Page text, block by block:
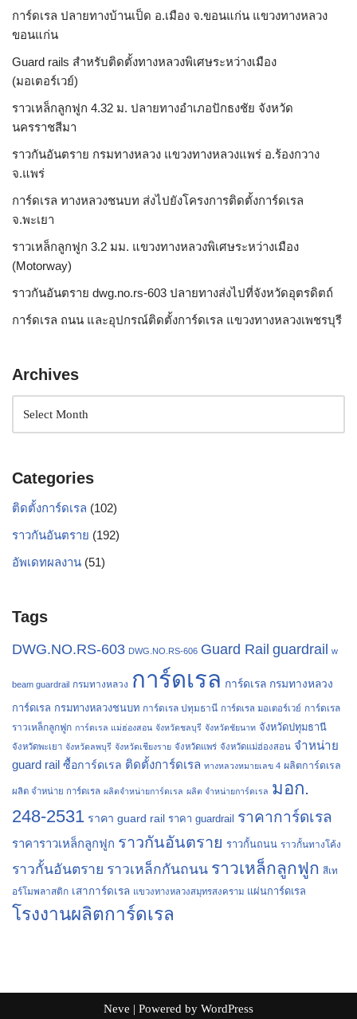
การ์ดเรล ปลายทางบ้านเป็ด อ.เมือง จ.ขอนแก่น แขวงทางหลวง
ขอนแก่น
Guard rails สำหรับติดตั้งทางหลวงพิเศษระหว่างเมือง
(มอเตอร์เวย์)
ราวเหล็กลูกฟูก 4.32 ม. ปลายทางอำเภอปักธงชัย จังหวัด
นครราชสีมา
ราวกันอันตราย กรมทางหลวง แขวงทางหลวงแพร่ อ.ร้องกวาง
จ.แพร่
การ์ดเรล ทางหลวงชนบท ส่งไปยังโครงการติดตั้งการ์ดเรล
จ.พะเยา
ราวเหล็กลูกฟูก 3.2 มม. แขวงทางหลวงพิเศษระหว่างเมือง
(Motorway)
ราวกันอันตราย dwg.no.rs-603 ปลายทางส่งไปที่จังหวัดอุตรดิตถ์
การ์ดเรล ถนน และอุปกรณ์ติดตั้งการ์ดเรล แขวงทางหลวงเพชรบุรี
Archives
Categories
ติดตั้งการ์ดเรล (102)
ราวกันอันตราย (192)
อัพเดทผลงาน (51)
Tags
DWG.NO.RS-603 DWG.NO.RS-606 Guard Rail guardrail w
beam guardrail กรมทางหลวง การ์ดเรล การ์ดเรล กรมทางหลวง
การ์ดเรล กรมทางหลวงชนบท การ์ดเรล ปทุมธานี การ์ดเรล มอเตอร์เวย์ การ์ดเรล
ราวเหล็กลูกฟูก การ์ดเรล แม่ฮ่องสอน จังหวัดชลบุรี จังหวัดชัยนาท จังหวัดปทุมธานี
จังหวัดพะเยา จังหวัดลพบุรี จังหวัดเชียงราย จังหวัดแพร่ จังหวัดแม่ฮ่องสอน จำหน่าย
guard rail ซื้อการ์ดเรล ติดตั้งการ์ดเรล ทางหลวงหมายเลข 4 ผลิตการ์ดเรล
ผลิต จำหน่าย การ์ดเรล ผลิตจำหน่ายการ์ดเรล ผลิต จำหน่ายการ์ดเรล มอก.
248-2531 ราคา guard rail ราคา guardrail ราคาการ์ดเรล
ราคาราวเหล็กลูกฟูก ราวกันอันตราย ราวกั้นถนน ราวกั้นทางโค้ง
ราวกั้นอันตราย ราวเหล็กกันถนน ราวเหล็กลูกฟูก สีเท
อร์โมพลาสติก เสาการ์ดเรล แขวงทางหลวงสมุทรสงคราม แผ่นการ์ดเรล
โรงงานผลิตการ์ดเรล
Neve | Powered by WordPress